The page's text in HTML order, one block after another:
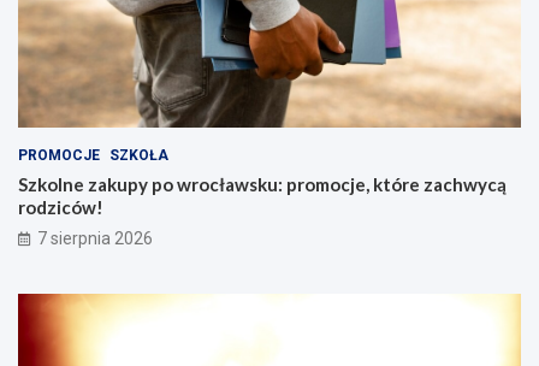
PROMOCJE SZKOŁA
Szkolne zakupy po wrocławsku: promocje, które zachwycą
rodziców!
7 sierpnia 2026